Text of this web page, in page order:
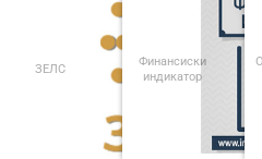
ЗЕЛС
Финансиски
индикатор